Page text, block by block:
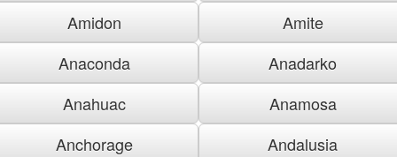
Amidon
Amite
Anaconda
Anadarko
Anahuac
Anamosa
Anchorage
Andalusia